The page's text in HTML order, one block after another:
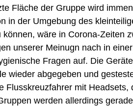
Fläche der Gruppe wird
in der Umgebung des
wäre in Corona-Zeiten
unserer Meinugn nach in
Fragen auf. Die
wieder abgegeben und
Flusskreuzfahrer mit Headsets,
werden allerdings